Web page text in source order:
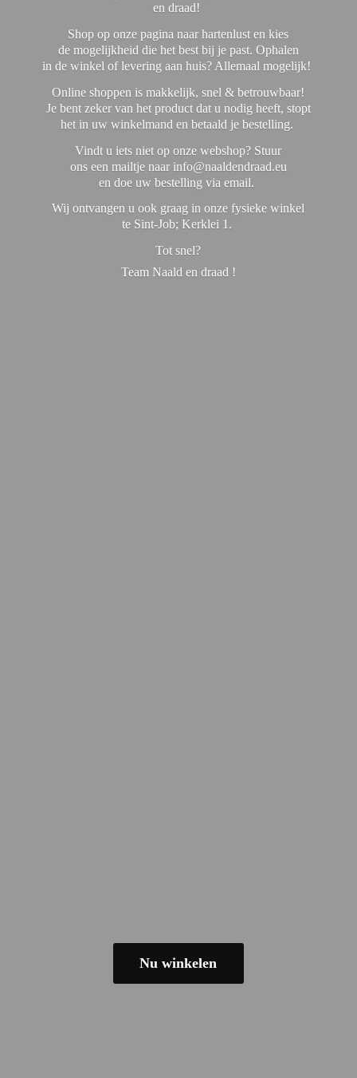
en draad!
Shop op onze pagina naar hartenlust en kies
de mogelijkheid die het best bij je past. Ophalen
in de winkel of levering aan huis? Allemaal mogelijk!
Online shoppen is makkelijk, snel & betrouwbaar!
Je bent zeker van het product dat u nodig heeft, stopt
het in uw winkelmand en betaald je bestelling.
Vindt u iets niet op onze webshop? Stuur
ons een mailtje naar info@naaldendraad.eu
en doe uw bestelling via email.
Wij ontvangen u ook graag in onze fysieke winkel
te Sint-Job; Kerklei 1.
Tot snel?
Team Naald en draad !
Nu winkelen